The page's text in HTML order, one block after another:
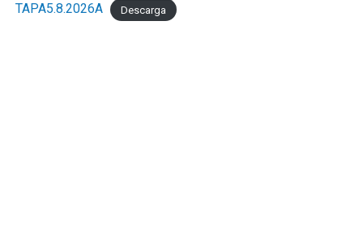
TAPA5.8.2026A Descarga